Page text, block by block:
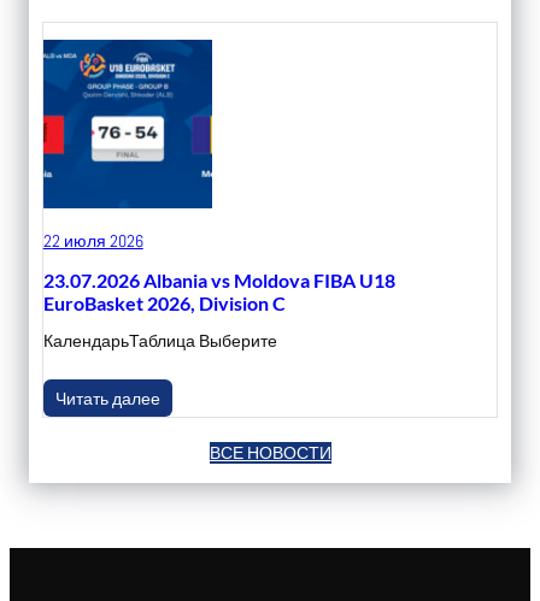
22 июля 2026
23.07.2026 Albania vs Moldova FIBA U18
EuroBasket 2026, Division C
КалендарьТаблица Выберите
Читать далее
ВСЕ НОВОСТИ